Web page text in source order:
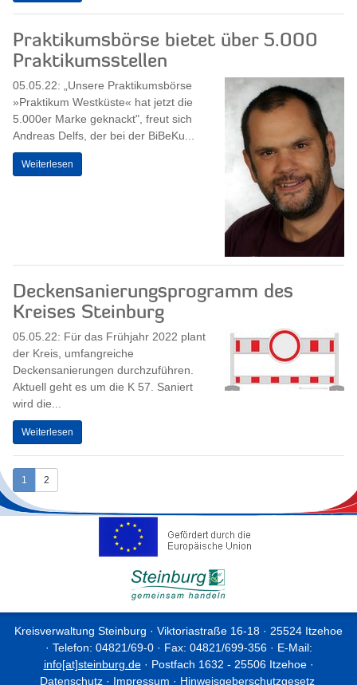
Praktikumsbörse bietet über 5.000
Praktikumsstellen
05.05.22: „Unsere Praktikumsbörse
»Praktikum Westküste« hat jetzt die
5.000er Marke geknackt", freut sich
Andreas Delfs, der bei der BiBeKu...
Weiterlesen
Deckensanierungsprogramm des
Kreises Steinburg
05.05.22: Für das Frühjahr 2022 plant
der Kreis, umfangreiche
Deckensanierungen durchzuführen.
Aktuell geht es um die K 57. Saniert
wird die...
Weiterlesen
1 2
Kreisverwaltung Steinburg · Viktoriastraße 16-18 · 25524 Itzehoe
· Telefon: 04821/69-0 · Fax: 04821/699-356 · E-Mail:
info[at]steinburg.de· Postfach 1632 - 25506 Itzehoe ·
Datenschutz· Impressum · Hinweisgeberschutzgesetz